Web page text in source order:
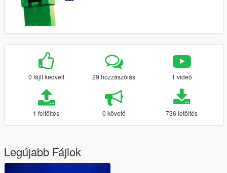
0 fájlt kedvelt 29 hozzászólás 1 videó
1 feltöltés 0 követő 736 letöltés
Legújabb Fájlok